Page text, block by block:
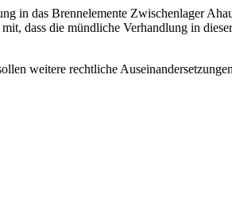
in das Brennelemente Zwischenlager
dass die mündliche Verhandlung in
weitere rechtliche